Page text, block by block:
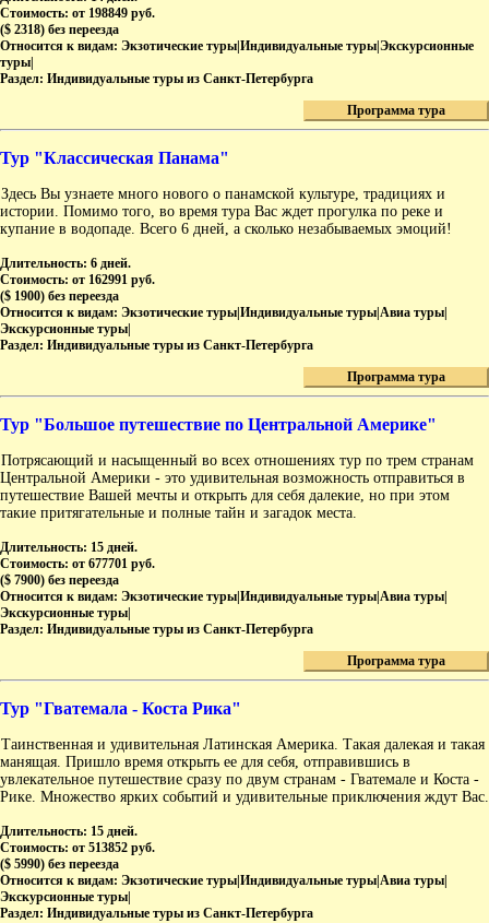
Стоимость: от 198849 руб.
($ 2318) без переезда
Относится к видам: Экзотические туры|Индивидуальные туры|Экскурсионные
туры|
Раздел: Индивидуальные туры из Санкт-Петербурга
Программа тура
Тур "Классическая Панама"
Здесь Вы узнаете много нового о панамской культуре, традициях и
истории. Помимо того, во время тура Вас ждет прогулка по реке и
купание в водопаде. Всего 6 дней, а сколько незабываемых эмоций!
Длительность: 6 дней.
Стоимость: от 162991 руб.
($ 1900) без переезда
Относится к видам: Экзотические туры|Индивидуальные туры|Авиа туры|
Экскурсионные туры|
Раздел: Индивидуальные туры из Санкт-Петербурга
Программа тура
Тур "Большое путешествие по Центральной Америке"
Потрясающий и насыщенный во всех отношениях тур по трем странам
Центральной Америки - это удивительная возможность отправиться в
путешествие Вашей мечты и открыть для себя далекие, но при этом
такие притягательные и полные тайн и загадок места.
Длительность: 15 дней.
Стоимость: от 677701 руб.
($ 7900) без переезда
Относится к видам: Экзотические туры|Индивидуальные туры|Авиа туры|
Экскурсионные туры|
Раздел: Индивидуальные туры из Санкт-Петербурга
Программа тура
Тур "Гватемала - Коста Рика"
Таинственная и удивительная Латинская Америка. Такая далекая и такая
манящая. Пришло время открыть ее для себя, отправившись в
увлекательное путешествие сразу по двум странам - Гватемале и Коста -
Рике. Множество ярких событий и удивительные приключения ждут Вас.
Длительность: 15 дней.
Стоимость: от 513852 руб.
($ 5990) без переезда
Относится к видам: Экзотические туры|Индивидуальные туры|Авиа туры|
Экскурсионные туры|
Раздел: Индивидуальные туры из Санкт-Петербурга